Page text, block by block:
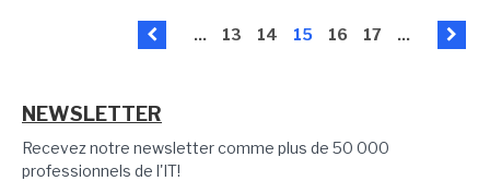
... 13 14 15 16 17 ...
NEWSLETTER
Recevez notre newsletter comme plus de 50 000
professionnels de l'IT!